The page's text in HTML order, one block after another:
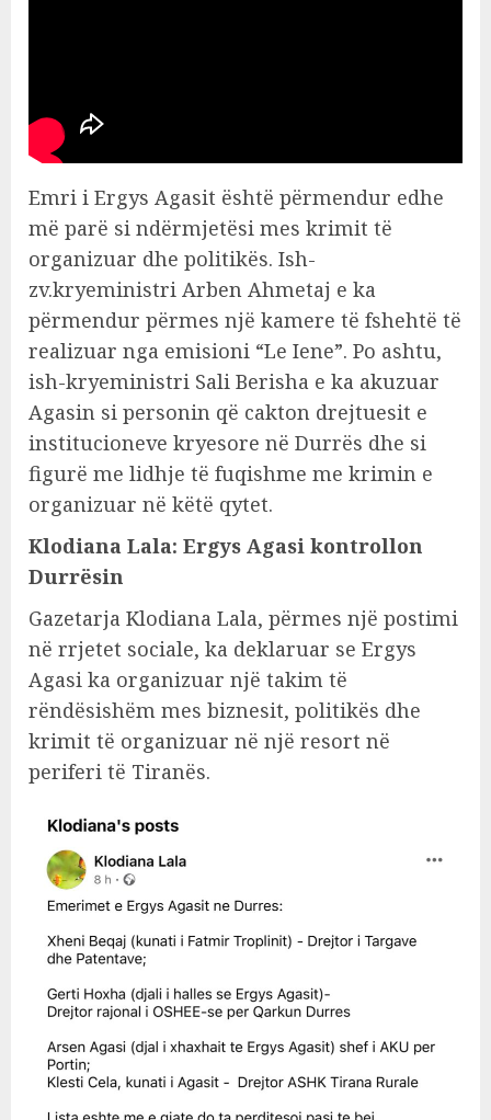
Emri i Ergys Agasit është përmendur edhe
më parë si ndërmjetësi mes krimit të
organizuar dhe politikës. Ish-
zv.kryeministri Arben Ahmetaj e ka
përmendur përmes një kamere të fshehtë të
realizuar nga emisioni “Le Iene”. Po ashtu,
ish-kryeministri Sali Berisha e ka akuzuar
Agasin si personin që cakton drejtuesit e
institucioneve kryesore në Durrës dhe si
figurë me lidhje të fuqishme me krimin e
organizuar në këtë qytet.
Klodiana Lala: Ergys Agasi kontrollon
Durrësin
Gazetarja Klodiana Lala, përmes një postimi
në rrjetet sociale, ka deklaruar se Ergys
Agasi ka organizuar një takim të
rëndësishëm mes biznesit, politikës dhe
krimit të organizuar në një resort në
periferi të Tiranës.